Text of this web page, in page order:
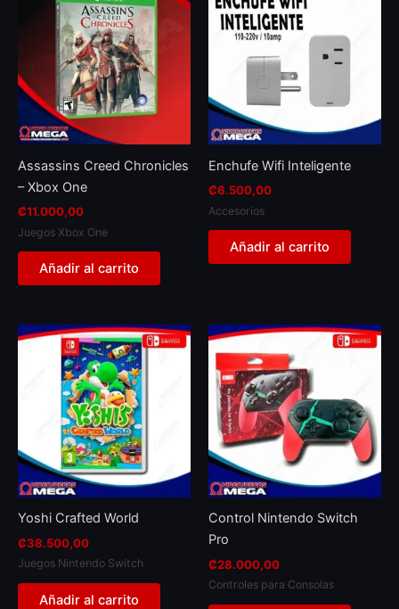
Assassins Creed Chronicles
– Xbox One
₡11.000,00
Juegos Xbox One
Añadir al carrito
Enchufe Wifi Inteligente
₡6.500,00
Accesorios
Añadir al carrito
Yoshi Crafted World
₡38.500,00
Juegos Nintendo Switch
Añadir al carrito
Control Nintendo Switch
Pro
₡28.000,00
Controles para Consolas